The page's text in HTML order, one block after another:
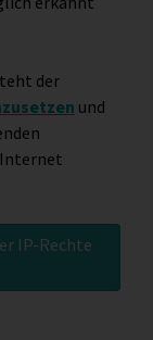
der
und
Internet
IP-Rechte